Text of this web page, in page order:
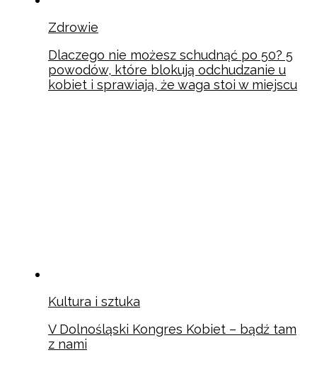
Zdrowie
Dlaczego nie możesz schudnąć po 50? 5
powodów, które blokują odchudzanie u
kobiet i sprawiają, że waga stoi w miejscu
Kultura i sztuka
V Dolnośląski Kongres Kobiet – bądź tam
z nami